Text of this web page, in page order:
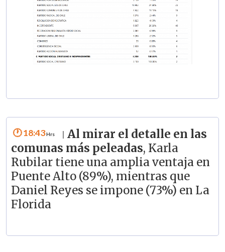
18:43
Al mirar el detalle en las
comunas más peleadas, Karla
Rubilar tiene una amplia ventaja en
Puente Alto (89%), mientras que
Daniel Reyes se impone (73%) en La
Florida